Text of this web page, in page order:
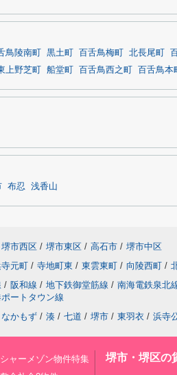
鳥陵南町 黒土町 百舌鳥梅町 北長尾町
上野芝町 船堂町 百舌鳥西之町 百舌鳥本町
布忍 浅香山
堺市西区 / 堺市東区 / 高石市 / 堺市中区
元町 / 寺地町東 / 東雲東町 / 向陵西町 /
/ 阪和線 / 地下鉄御堂筋線 / 南海電鉄泉北
ートタウン線
なかもず / 湊 / 七道 / 堺市 / 東羽衣 / 浜寺
シャーメゾン物件特集
堺市・堺区の